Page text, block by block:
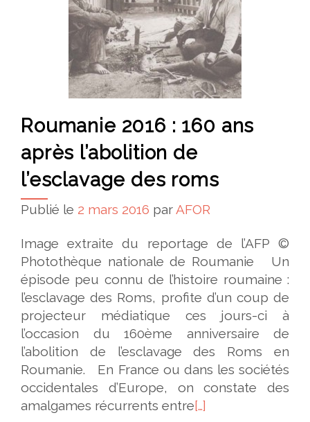
Roumanie 2016 : 160 ans
après l’abolition de
l’esclavage des roms
Publié le 2 mars 2016 par AFOR
Image extraite du reportage de l’AFP ©
Photothèque nationale de Roumanie Un
épisode peu connu de l’histoire roumaine :
l’esclavage des Roms, profite d’un coup de
projecteur médiatique ces jours-ci à
l’occasion du 160ème anniversaire de
l’abolition de l’esclavage des Roms en
Roumanie. En France ou dans les sociétés
occidentales d’Europe, on constate des
amalgames récurrents entre[…]